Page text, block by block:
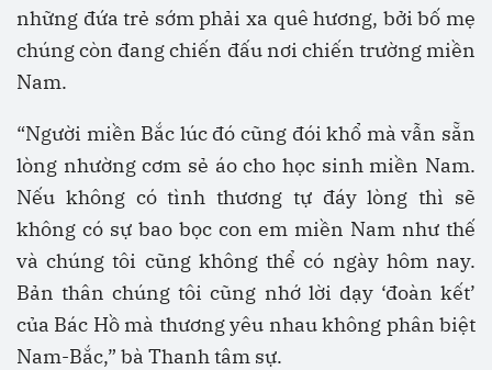
những đứa trẻ sớm phải xa quê hương, bởi bố mẹ
chúng còn đang chiến đấu nơi chiến trường miền
Nam.
“Người miền Bắc lúc đó cũng đói khổ mà vẫn sẵn
lòng nhường cơm sẻ áo cho học sinh miền Nam.
Nếu không có tình thương tự đáy lòng thì sẽ
không có sự bao bọc con em miền Nam như thế
và chúng tôi cũng không thể có ngày hôm nay.
Bản thân chúng tôi cũng nhớ lời dạy ‘đoàn kết’
của Bác Hồ mà thương yêu nhau không phân biệt
Nam-Bắc,” bà Thanh tâm sự.